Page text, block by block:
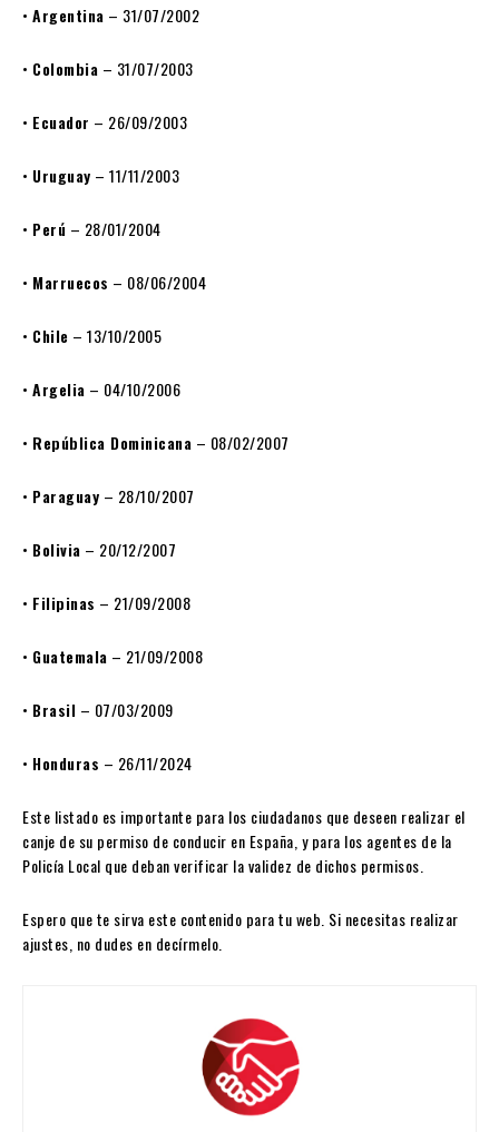
• Argentina – 31/07/2002
• Colombia – 31/07/2003
• Ecuador – 26/09/2003
• Uruguay – 11/11/2003
• Perú – 28/01/2004
• Marruecos – 08/06/2004
• Chile – 13/10/2005
• Argelia – 04/10/2006
• República Dominicana – 08/02/2007
• Paraguay – 28/10/2007
• Bolivia – 20/12/2007
• Filipinas – 21/09/2008
• Guatemala – 21/09/2008
• Brasil – 07/03/2009
• Honduras – 26/11/2024
Este listado es importante para los ciudadanos que deseen realizar el
canje de su permiso de conducir en España, y para los agentes de la
Policía Local que deban verificar la validez de dichos permisos.
Espero que te sirva este contenido para tu web. Si necesitas realizar
ajustes, no dudes en decírmelo.